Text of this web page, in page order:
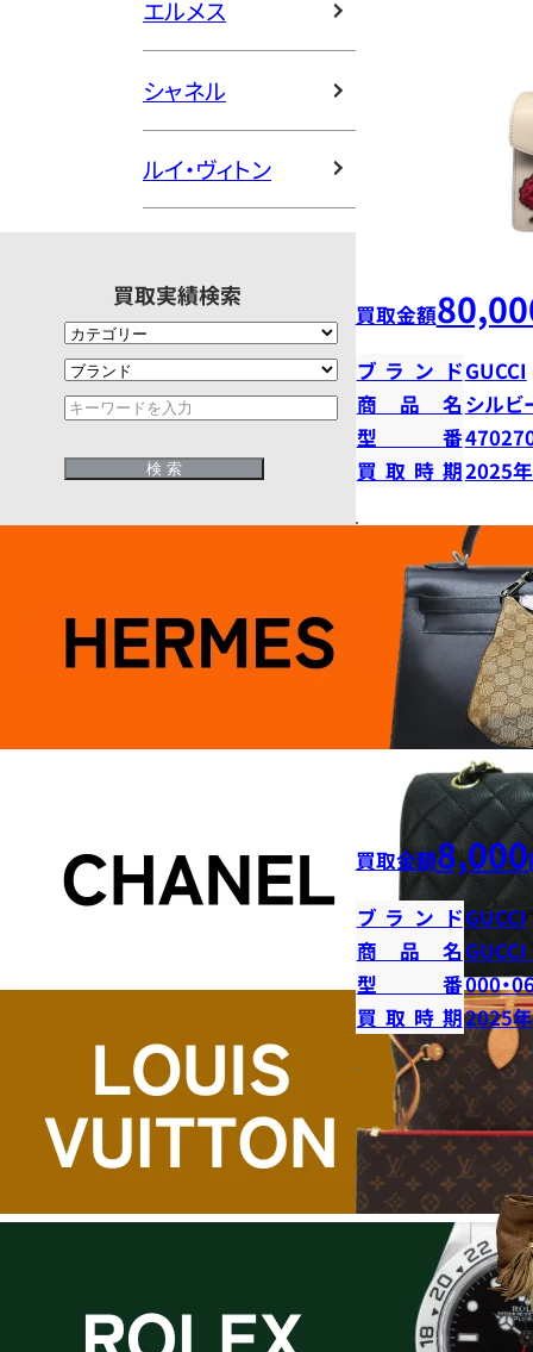
エルメス
シャネル
ルイ・ヴィトン
買取実績検索
買取金額
ブランドGUCCI
商品名 シルビ
型番
買取時期2025
買取金額8,000
ブランドGUCCI
商品名
型番000・
買取時期2025